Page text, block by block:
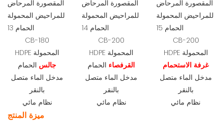
CB-180
HDPE المحمولة
جالس الحمام
مدخل الماء متصل
بالنقر
نظام مائي
CB-200
HDPE المحمولة
القرفصاء الحمام
مدخل الماء متصل
بالنقر
نظام مائي
CB-200
HDPE المحمولة
غرفة الاستحمام
مدخل الماء متصل
بالنقر
نظام مائي
ميزة المنتج